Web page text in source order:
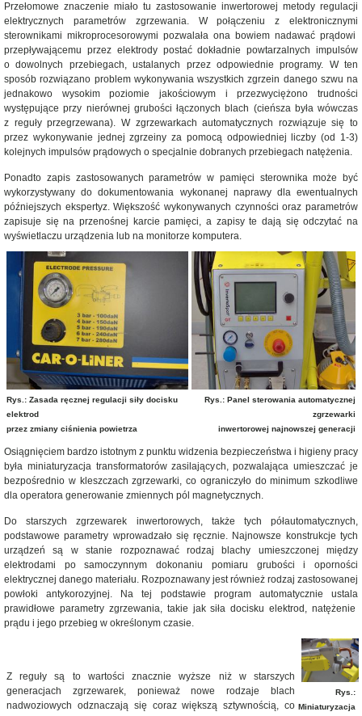
Przełomowe znaczenie miało tu zastosowanie inwertorowej metody regulacji
elektrycznych parametrów zgrzewania. W połączeniu z elektronicznymi
sterownikami mikroprocesorowymi pozwalała ona bowiem nadawać prądowi
przepływającemu przez elektrody postać dokładnie powtarzalnych impulsów
o dowolnych przebiegach, ustalanych przez odpowiednie programy. W ten
sposób rozwiązano problem wykonywania wszystkich zgrzein danego szwu na
jednakowo wysokim poziomie jakościowym i przezwyciężono trudności
występujące przy nierównej grubości łączonych blach (cieńsza była wówczas
z reguły przegrzewana). W zgrzewarkach automatycznych rozwiązuje się to
przez wykonywanie jednej zgrzeiny za pomocą odpowiedniej liczby (od 1-3)
kolejnych impulsów prądowych o specjalnie dobranych przebiegach natężenia.
Ponadto zapis zastosowanych parametrów w pamięci sterownika może być
wykorzystywany do dokumentowania wykonanej naprawy dla ewentualnych
późniejszych ekspertyz. Większość wykonywanych czynności oraz parametrów
zapisuje się na przenośnej karcie pamięci, a zapisy te dają się odczytać na
wyświetlaczu urządzenia lub na monitorze komputera.
Rys.: Zasada ręcznej regulacji siły docisku
elektrod
przez zmiany ciśnienia powietrza
Rys.: Panel sterowania automatycznej
zgrzewarki
inwertorowej najnowszej generacji
Osiągnięciem bardzo istotnym z punktu widzenia bezpieczeństwa i higieny pracy
była miniaturyzacja transformatorów zasilających, pozwalająca umieszczać je
bezpośrednio w kleszczach zgrzewarki, co ograniczyło do minimum szkodliwe
dla operatora generowanie zmiennych pól magnetycznych.
Do starszych zgrzewarek inwertorowych, także tych półautomatycznych,
podstawowe parametry wprowadzało się ręcznie. Najnowsze konstrukcje tych
urządzeń są w stanie rozpoznawać rodzaj blachy umieszczonej między
elektrodami po samoczynnym dokonaniu pomiaru grubości i oporności
elektrycznej danego materiału. Rozpoznawany jest również rodzaj zastosowanej
powłoki antykorozyjnej. Na tej podstawie program automatycznie ustala
prawidłowe parametry zgrzewania, takie jak siła docisku elektrod, natężenie
prądu i jego przebieg w określonym czasie.
Z reguły są to wartości znacznie wyższe niż w starszych
generacjach zgrzewarek, ponieważ nowe rodzaje blach
nadwoziowych odznaczają się coraz większą sztywnością, co
Rys.:
Miniaturyzacja